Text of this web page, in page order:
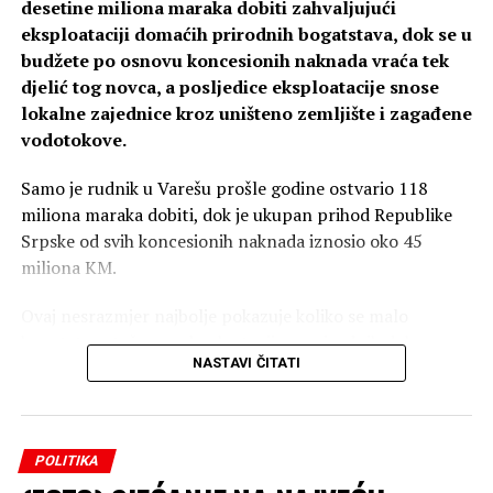
nas – kazao je Božović.
On je naglasio da inicijativa predviđa nultu stopu PDV-a
na lijekove i ortopedska pomagala, smanjenje PDV-a na
osnovne životne namirnice, te poručio da svaki nosilac
vlasti koji ne podrži izmjene zakona radi protiv interesa
građana Republike Srpske.
desetine miliona maraka dobiti zahvaljujući
eksploataciji domaćih prirodnih bogatstava, dok se u
budžete po osnovu koncesionih naknada vraća tek
djelić tog novca, a posljedice eksploatacije snose
lokalne zajednice kroz uništeno zemljište i zagađene
vodotokove.
Samo je rudnik u Varešu prošle godine ostvario 118
miliona maraka dobiti, dok je ukupan prihod Republike
Srpske od svih koncesionih naknada iznosio oko 45
miliona KM.
bogatstva stečenog eksploatacijom prirodnih dobara
vraća građanima, uprkos tvrdnjama vlasti i investitora
lokalnim zajednicama.
Kompanija DP Metals BH, koja upravlja rudnikom
NASTAVI ČITATI
POLITIKA